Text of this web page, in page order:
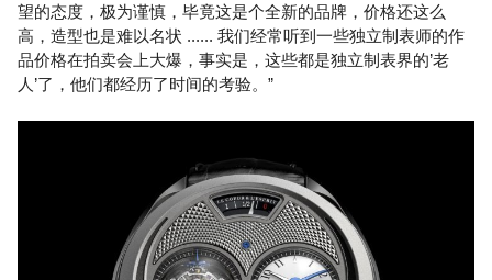
望的态度，极为谨慎，毕竟这是个全新的品牌，价格还这么
高，造型也是难以名状 ...... 我们经常听到一些独立制表师的作
品价格在拍卖会上大爆，事实是，这些都是独立制表界的’老
人’了，他们都经历了时间的考验。”